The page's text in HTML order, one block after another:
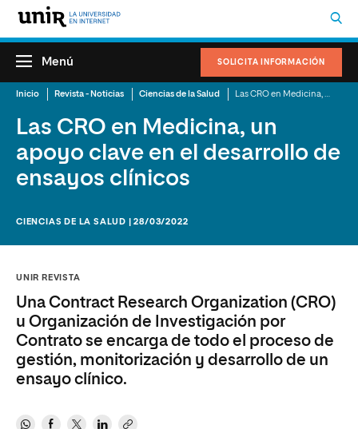
SOLICITA INFORMACIÓN
Menú
Inicio Revista - Noticias Ciencias de la Salud
Las CRO en Medicina, un
apoyo clave en el desarrollo de
ensayos clínicos
CIENCIAS DE LA SALUD | 28/03/2022
UNIR REVISTA
Una Contract Research Organization (CRO)
u Organización de Investigación por
Contrato se encarga de todo el proceso de
gestión, monitorización y desarrollo de un
ensayo clínico.